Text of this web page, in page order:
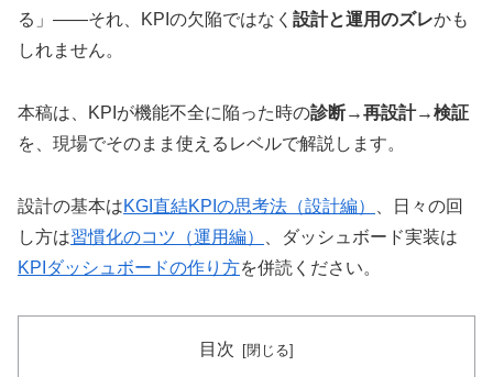
る」——それ、KPIの欠陥ではなく 設計と運用のズレかも
しれません。
本稿は、KPIが機能不全に陥った時の診断→再設計→検証
を、現場でそのまま使えるレベルで解説します。
設計の基本はKGI直結KPIの思考法（設計編）
、日々の回
し方は習慣化のコツ（運用編）
、ダッシュボード実装は
KPIダッシュボードの作り方を併読ください。
目次